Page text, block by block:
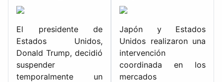
El presidente de
Estados Unidos,
Donald Trump, decidió
suspender
temporalmente un
Japón y Estados
Unidos realizaron una
intervención
coordinada en los
mercados